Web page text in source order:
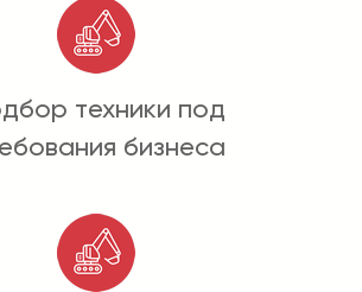
техники под
бизнеса